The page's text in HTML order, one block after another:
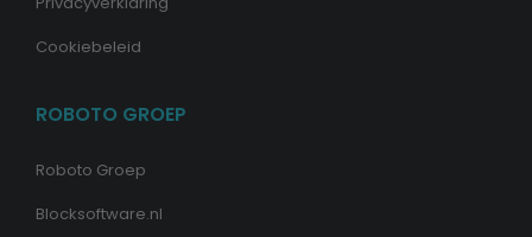
Cookiebeleid
ROBOTO GROEP
Roboto Groep
Blocksoftware.nl